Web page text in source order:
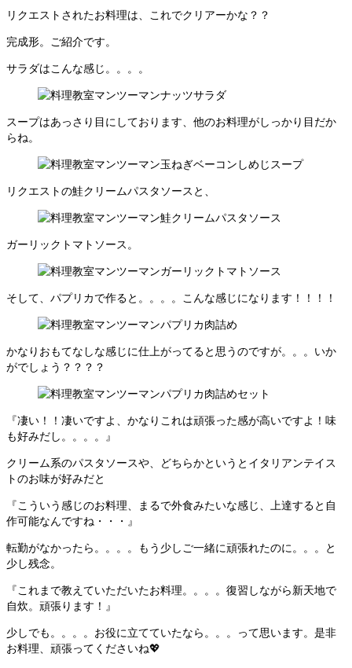
リクエストされたお料理は、これでクリアーかな？？
完成形。ご紹介です。
サラダはこんな感じ。。。。
スープはあっさり目にしております、他のお料理がしっかり目だか
らね。
リクエストの鮭クリームパスタソースと、
ガーリックトマトソース。
そして、パプリカで作ると。。。。こんな感じになります！！！！
かなりおもてなしな感じに仕上がってると思うのですが。。。いか
がでしょう？？？？
『凄い！！凄いですよ、かなりこれは頑張った感が高いですよ！味
も好みだし。。。。』
クリーム系のパスタソースや、どちらかというとイタリアンテイス
トのお味が好みだと
『こういう感じのお料理、まるで外食みたいな感じ、上達すると自
作可能なんですね・・・』
転勤がなかったら。。。。もう少しご一緒に頑張れたのに。。。と
少し残念。
『これまで教えていただいたお料理。。。。復習しながら新天地で
自炊。頑張ります！』
少しでも。。。。お役に立てていたなら。。。って思います。是非
お料理、頑張ってくださいね💖